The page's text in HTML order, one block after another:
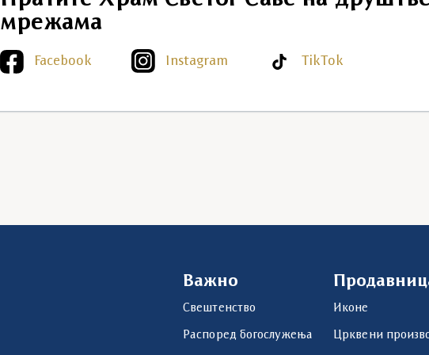
мрежама
Facebook Instagram TikTok
Важно
Свештенство
Распоред богослужења
Иконе
Црквени